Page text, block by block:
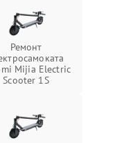
Ремонт
Mijia Electric
Scooter 1S